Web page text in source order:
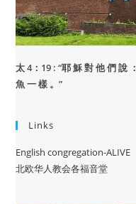
太 4：19 : “耶 穌 對 他 們 說
魚 一 樣 。”
Links
English congregation-ALIVE
北欧华人教会各福音堂